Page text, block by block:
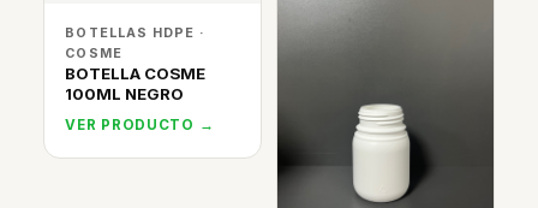
BOTELLAS HDPE ·
COSME
BOTELLA COSME
100ML NEGRO
VER PRODUCTO →